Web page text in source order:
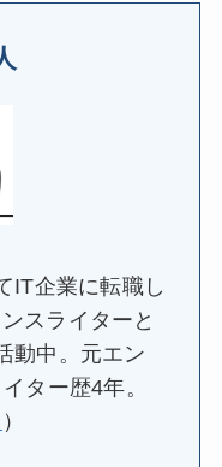
IT企業に転職し
スライターと
動中。元エン
ター歴4年。
）